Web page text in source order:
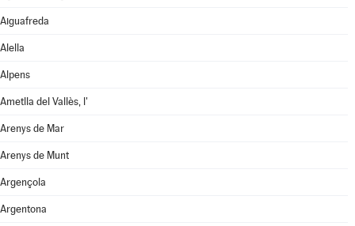
Aiguafreda
Alella
Alpens
Ametlla del Vallès, l'
Arenys de Mar
Arenys de Munt
Argençola
Argentona